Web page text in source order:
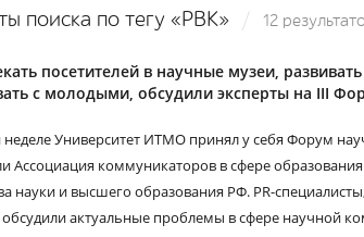
поиска по тегу «РВК» 12
посетителей в научные музеи,
с молодыми, обсудили эксперты на III
Университет ИТМО принял у себя Форум
Ассоциация коммуникаторов в сфере
науки и высшего образования РФ. PR-
актуальные проблемы в сфере научной